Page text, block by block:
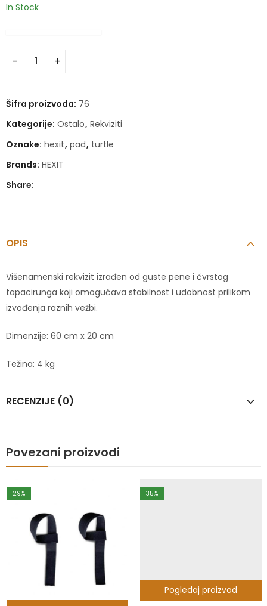
In Stock
Šifra proizvoda: 76
Kategorije: Ostalo, Rekviziti
Oznake: hexit, pad, turtle
Brands: HEXIT
Share:
OPIS
Višenamenski rekvizit izrađen od guste pene i čvrstog
tapacirunga koji omogućava stabilnost i udobnost prilikom
izvođenja raznih vežbi.
Dimenzije: 60 cm x 20 cm
Težina: 4 kg
RECENZIJE (0)
Povezani proizvodi
29% 35%
Pogledaj proizvod